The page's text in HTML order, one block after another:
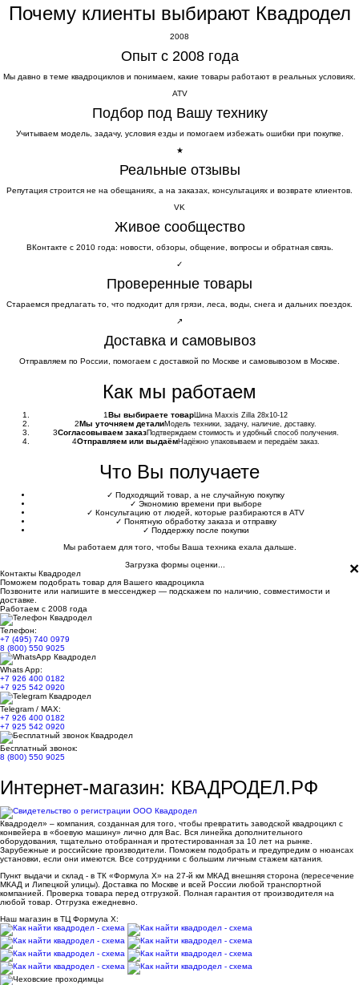
Почему клиенты выбирают Квадродел
2008
Опыт с 2008 года
Мы давно в теме квадроциклов и понимаем, какие товары работают в реальных условиях.
ATV
Подбор под Вашу технику
Учитываем модель, задачу, условия езды и помогаем избежать ошибки при покупке.
★
Реальные отзывы
Репутация строится не на обещаниях, а на заказах, консультациях и возврате клиентов.
VK
Живое сообщество
ВКонтакте с 2010 года: новости, обзоры, общение, вопросы и обратная связь.
✓
Проверенные товары
Стараемся предлагать то, что подходит для грязи, леса, воды, снега и дальних поездок.
↗
Доставка и самовывоз
Отправляем по России, помогаем с доставкой по Москве и самовывозом в Москве.
Как мы работаем
1 Вы выбираете товарШина Maxxis Zilla 28x10-12
2 Мы уточняем деталиМодель техники, задачу, наличие, доставку.
3Согласовываем заказПодтверждаем стоимость и удобный способ получения.
4Отправляем или выдаёмНадёжно упаковываем и передаём заказ.
Что Вы получаете
✓ Подходящий товар, а не случайную покупку
✓ Экономию времени при выборе
✓ Консультацию от людей, которые разбираются в ATV
✓ Понятную обработку заказа и отправку
✓ Поддержку после покупки
Мы работаем для того, чтобы Ваша техника ехала дальше.
×
Загрузка формы оценки...
Контакты Квадродел
Поможем подобрать товар для Вашего квадроцикла
Позвоните или напишите в мессенджер — подскажем по наличию, совместимости и
доставке.
Работаем с 2008 года
Телефон:
+7 (495) 740 0979
8 (800) 550 9025
Whats App:
+7 926 400 0182
+7 925 542 0920
Telegram / MAX:
+7 926 400 0182
+7 925 542 0920
Бесплатный звонок:
8 (800) 550 9025
Интернет-магазин: КВАДРОДЕЛ.РФ
Квадродел» – компания, созданная для того, чтобы превратить заводской квадроцикл с
конвейера в «боевую машину» лично для Вас. Вся линейка дополнительного
оборудования, тщательно отобранная и протестированная за 10 лет на рынке.
Зарубежные и российские производители. Поможем подобрать и предупредим о нюансах
установки, если они имеются. Все сотрудники с большим личным стажем катания.
Пункт выдачи и склад - в ТК «Формула X» на 27-й км МКАД внешняя сторона (пересечение
МКАД и Липецкой улицы). Доставка по Москве и всей России любой транспортной
компанией. Проверка товара перед отгрузкой. Полная гарантия от производителя на
любой товар. Отгрузка ежедневно.
Наш магазин в ТЦ Формула Х: